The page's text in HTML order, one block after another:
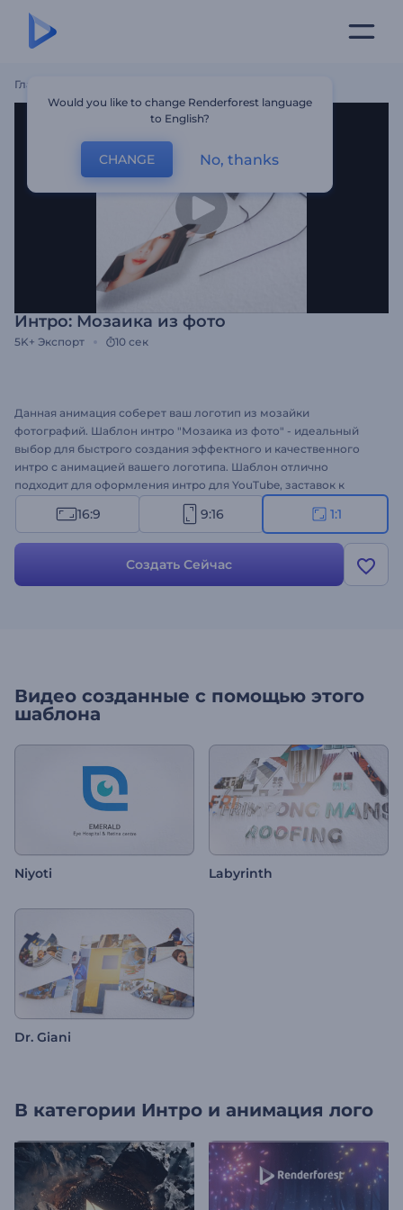
Главная
Интро: Мозаика из фото
5K+ Экспорт 10 сек
Данная анимация соберет ваш логотип из мозайки
фотографий. Шаблон интро "Мозаика из фото" - идеальный
выбор для быстрого создания эффектного и качественного
интро с анимацией вашего логотипа. Шаблон отлично
подходит для оформления интро для YouTube, заставок к
мероприятию или презентации, проморолика канала
фотографа, ТВ-шоу, интро для портфолио и многого другого.
16:9 9:16 1:1
Создать Сейчас
Видео созданные с помощью этого
шаблона
Niyoti Labyrinth
Dr. Giani
В категории Интро и анимация лого
Would you like to change Renderforest language
to English?
CHANGE No, thanks